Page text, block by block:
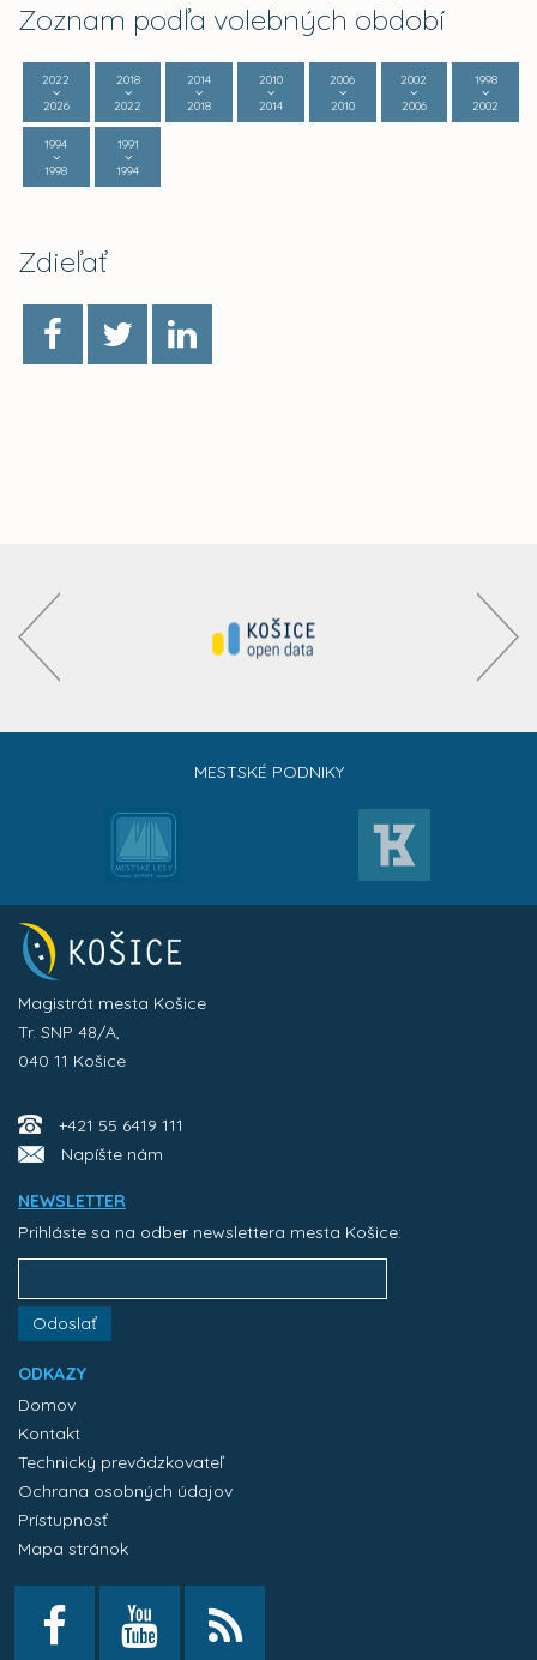
Zoznam podľa volebných období
2022
2026
2018
2022
2014
2018
2010
2014
2006
2010
2002
2006
1998
2002
1994
1998
1991
1994
Zdieľať
MESTSKÉ PODNIKY
Magistrát mesta Košice
Tr. SNP 48/A,
040 11 Košice
+421 55 6419 111
Napíšte nám
NEWSLETTER
Prihláste sa na odber newslettera mesta Košice:
Odoslať
ODKAZY
Domov
Kontakt
Technický prevádzkovateľ
Ochrana osobných údajov
Prístupnosť
Mapa stránok